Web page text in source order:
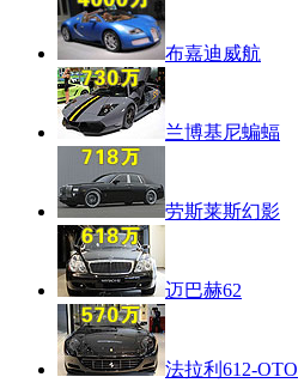
布嘉迪威航
兰博基尼蝙蝠
劳斯莱斯幻影
迈巴赫62
法拉利612-OTO